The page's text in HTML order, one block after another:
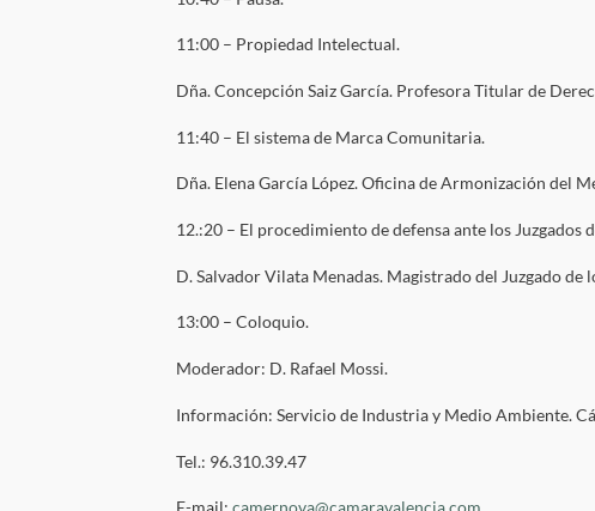
11:00 – Propiedad Intelectual.
Dña. Concepción Saiz García. Profesora Titular de
11:40 – El sistema de Marca Comunitaria.
Dña. Elena García López. Oficina de Armonización del
12.:20 – El procedimiento de defensa ante los Juzgados
D. Salvador Vilata Menadas. Magistrado del Juzgado de
13:00 – Coloquio.
Moderador: D. Rafael Mossi.
Información: Servicio de Industria y Medio Ambiente.
Tel.: 96.310.39.47